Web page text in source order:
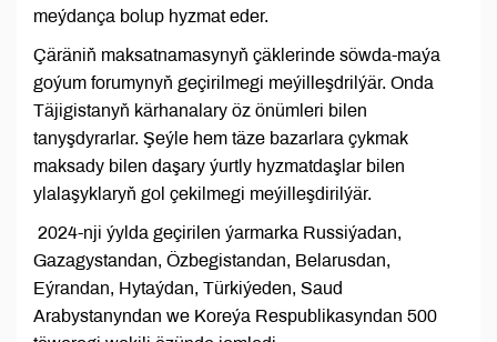
meýdança bolup hyzmat eder.
Çäräniň maksatnamasynyň çäklerinde söwda-maýa
goýum forumynyň geçirilmegi meýilleşdrilýär. Onda
Täjigistanyň kärhanalary öz önümleri bilen
tanyşdyrarlar. Şeýle hem täze bazarlara çykmak
maksady bilen daşary ýurtly hyzmatdaşlar bilen
ylalaşyklaryň gol çekilmegi meýilleşdirilýär.
2024-nji ýylda geçirilen ýarmarka Russiýadan,
Gazagystandan, Özbegistandan, Belarusdan,
Eýrandan, Hytaýdan, Türkiýeden, Saud
Arabystanyndan we Koreýa Respublikasyndan 500